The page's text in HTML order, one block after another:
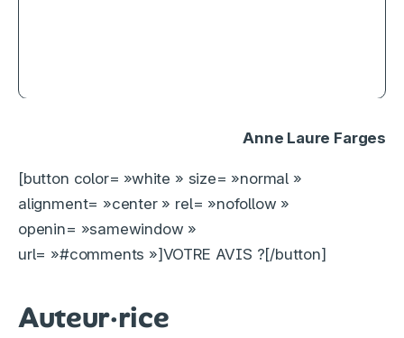
Anne Laure Farges
[button color= »white » size= »normal »
alignment= »center » rel= »nofollow »
openin= »samewindow »
url= »#comments »]VOTRE AVIS ?[/button]
Auteur·rice